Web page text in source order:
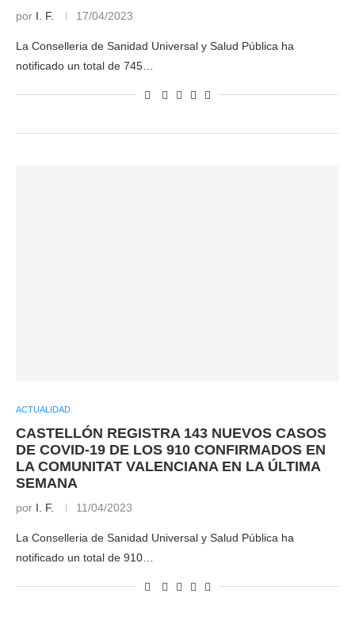
por I. F. 17/04/2023
La Conselleria de Sanidad Universal y Salud Pública ha
notificado un total de 745…
ACTUALIDAD
CASTELLÓN REGISTRA 143 NUEVOS CASOS
DE COVID-19 DE LOS 910 CONFIRMADOS EN
LA COMUNITAT VALENCIANA EN LA ÚLTIMA
SEMANA
por I. F. 11/04/2023
La Conselleria de Sanidad Universal y Salud Pública ha
notificado un total de 910…